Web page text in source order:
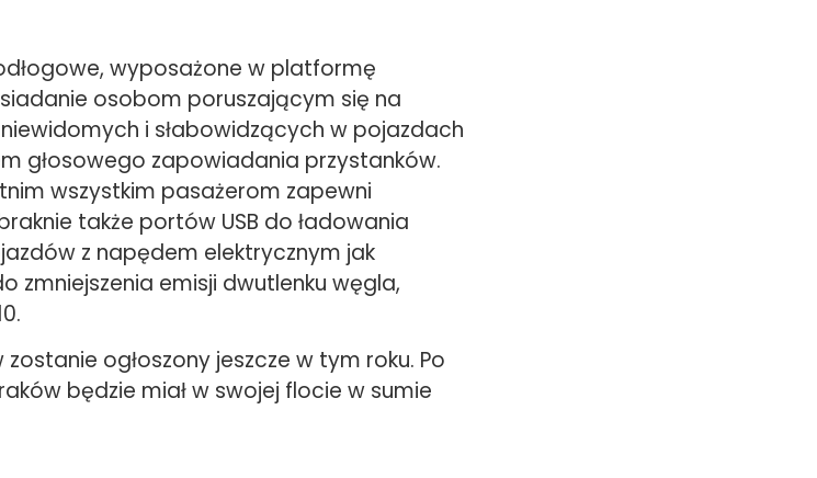
wyposażone w platformę
osobom poruszającym się na
i słabowidzących w pojazdach
głosowego zapowiadania przystanków.
wszystkim pasażerom zapewni
także portów USB do ładowania
z napędem elektrycznym jak
zmniejszenia emisji dwutlenku węgla,
ogłoszony jeszcze w tym roku. Po
będzie miał w swojej flocie w sumie